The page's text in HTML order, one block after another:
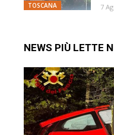
TOSCANA 7
NEWS PIÙ LETTE